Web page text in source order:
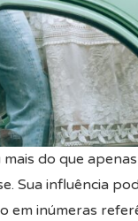
do que
Sua influência
em inúmeras